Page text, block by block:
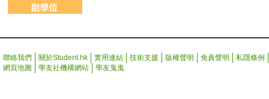
聯絡我們 關於Student.hk 實用連結 技術支援 版權聲明 免責聲明
私隱條例
網頁地圖
學友社機構網站 學友鬼鬼